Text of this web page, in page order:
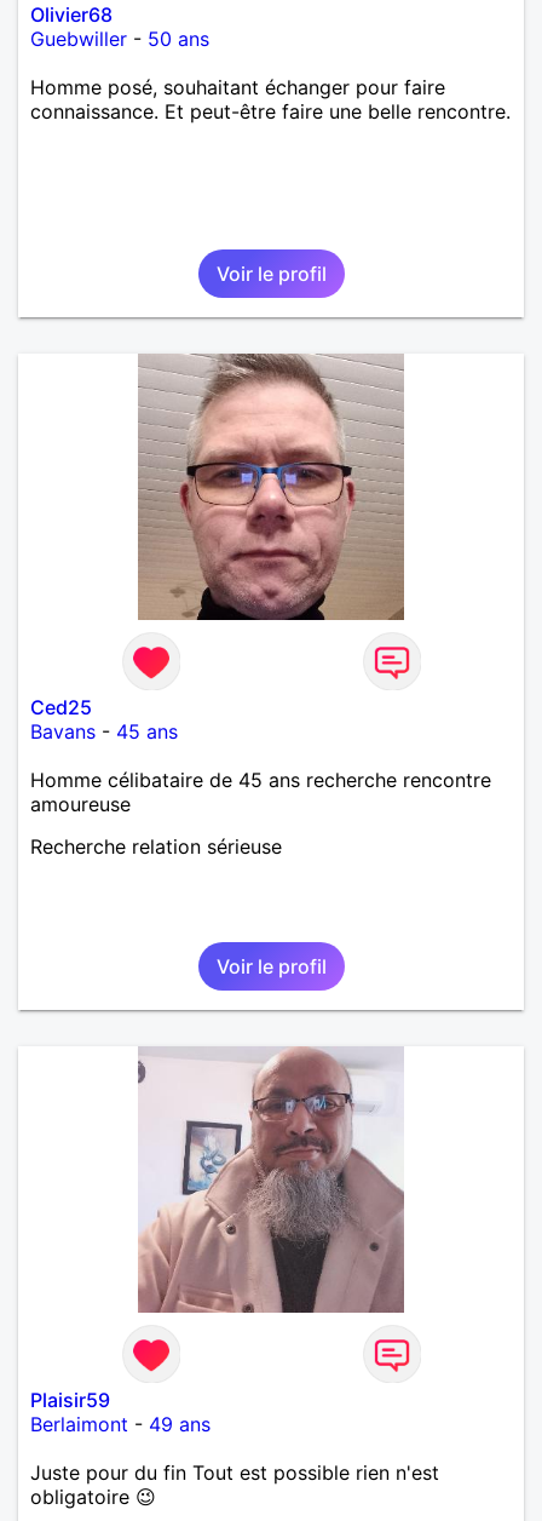
Olivier68
Guebwiller - 50 ans
Homme posé, souhaitant échanger pour faire
connaissance. Et peut-être faire une belle rencontre.
Voir le profil
Ced25
Bavans - 45 ans
Homme célibataire de 45 ans recherche rencontre
amoureuse
Recherche relation sérieuse
Voir le profil
Plaisir59
Berlaimont - 49 ans
Juste pour du fin Tout est possible rien n'est
obligatoire 😉